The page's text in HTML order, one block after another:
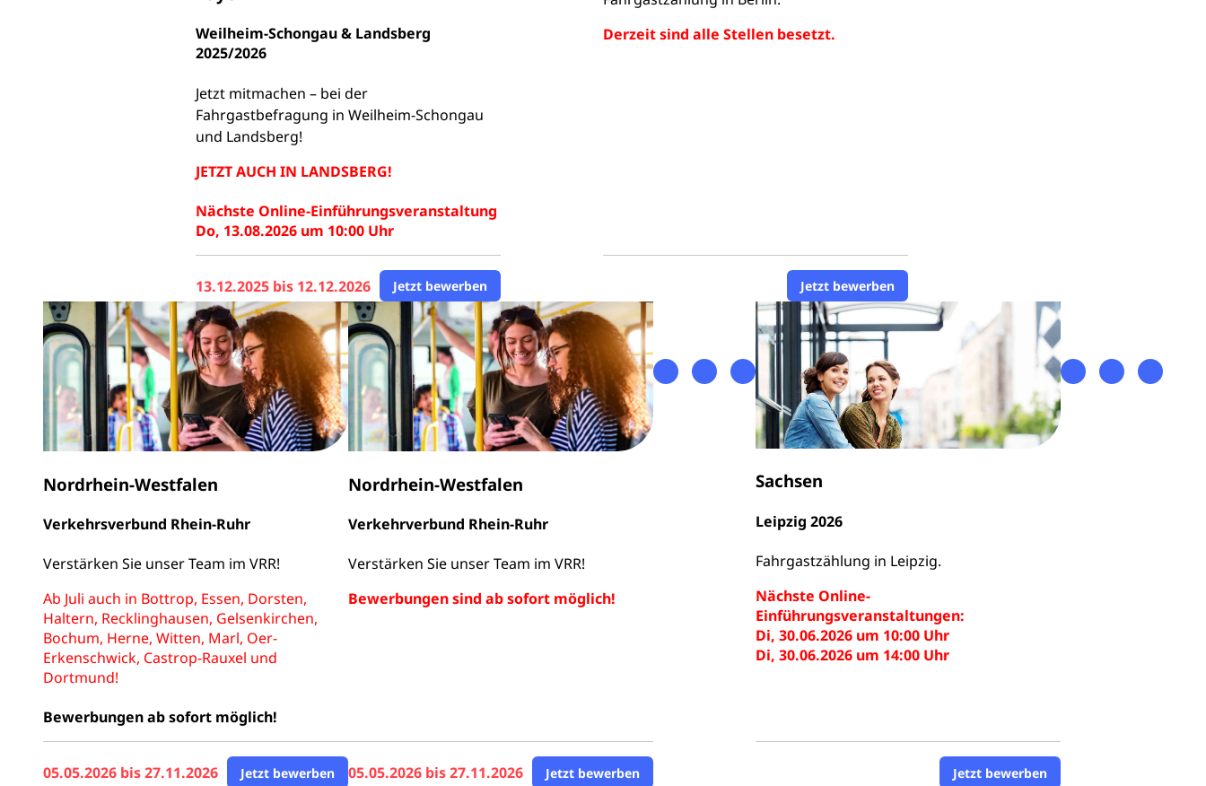
Weilheim-Schongau & Landsberg
2025/2026
Jetzt mitmachen – bei der
Fahrgastbefragung in Weilheim-Schongau
und Landsberg!
JETZT AUCH IN LANDSBERG!
Nächste Online-Einführungsveranstaltung
Do, 13.08.2026 um 10:00 Uhr
13.12.2025 bis 12.12.2026 Jetzt bewerben
Derzeit sind alle Stellen besetzt.
Jetzt bewerben
Nordrhein-Westfalen
Verkehrsverbund Rhein-Ruhr
Verstärken Sie unser Team im VRR!
Ab Juli auch in Bottrop, Essen, Dorsten,
Haltern, Recklinghausen, Gelsenkirchen,
Bochum, Herne, Witten, Marl, Oer-
Erkenschwick, Castrop-Rauxel und
Dortmund!
Bewerbungen ab sofort möglich!
05.05.2026 bis 27.11.2026 Jetzt bewerben
Nordrhein-Westfalen
Verkehrverbund Rhein-Ruhr
Verstärken Sie unser Team im VRR!
Bewerbungen sind ab sofort möglich!
05.05.2026 bis 27.11.2026 Jetzt bewerben
Sachsen
Leipzig 2026
Fahrgastzählung in Leipzig.
Nächste Online-
Einführungsveranstaltungen:
Di, 30.06.2026 um 10:00 Uhr
Di, 30.06.2026 um 14:00 Uhr
Jetzt bewerben